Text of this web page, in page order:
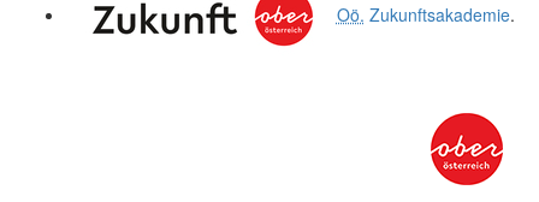
Oö. Zukunftsakademie.